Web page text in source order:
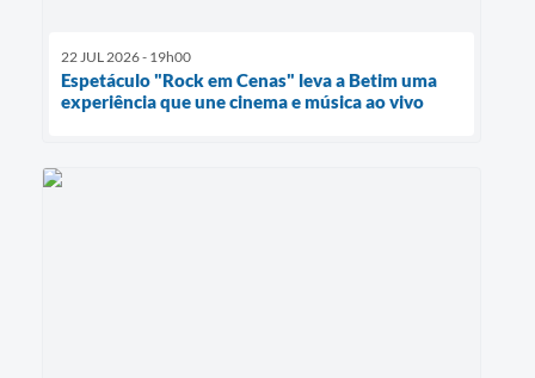
22 JUL 2026 - 19h00
Espetáculo "Rock em Cenas" leva a Betim uma
experiência que une cinema e música ao vivo